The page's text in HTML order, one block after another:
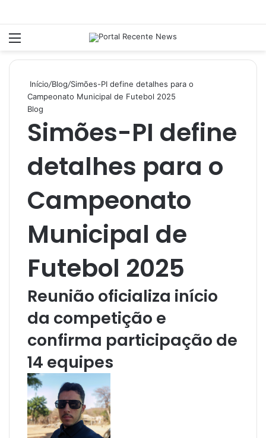
Início/Blog/Simões-PI define detalhes para o
Campeonato Municipal de Futebol 2025
Blog
Simões-PI define
detalhes para o
Campeonato
Municipal de
Futebol 2025
Reunião oficializa início
da competição e
confirma participação de
14 equipes